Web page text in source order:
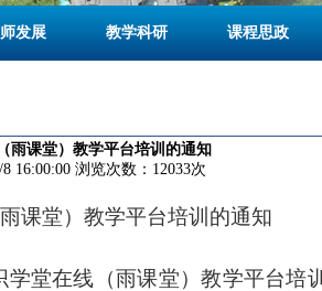
发展 教学科研 课程思政
雨课堂）教学平台培训的通知
16:00:00 浏览次数：12033次
课堂）教学平台培训的通知
堂在线（雨课堂）教学平台培